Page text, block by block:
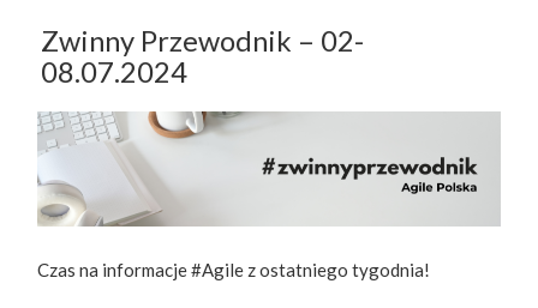
Zwinny Przewodnik – 02-
08.07.2024
Czas na informacje #Agile z ostatniego tygodnia!